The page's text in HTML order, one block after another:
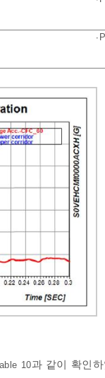
10과 같이 확인